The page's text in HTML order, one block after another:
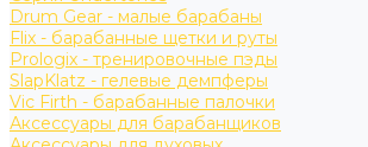
Drum Gear - малые барабаны
Flix - барабанные щетки и руты
Prologix - тренировочные пэды
SlapKlatz - гелевые демпферы
Vic Firth - барабанные палочки
Аксессуары для барабанщиков